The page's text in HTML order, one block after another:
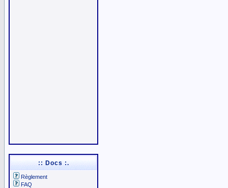
:: Docs :.
Règlement
FAQ